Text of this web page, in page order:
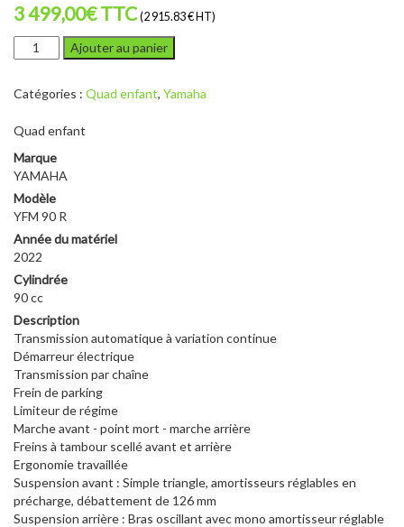
3 499,00€TTC (2 915.83 € HT)
quantité
de
YFM
R
Ajouter au panier
Catégories : Quad enfant, Yamaha
Quad enfant
Marque
YAMAHA
Modèle
YFM 90 R
Année du matériel
2022
Cylindrée
90 cc
Description
Transmission automatique à variation continue
Démarreur électrique
Transmission par chaîne
Frein de parking
Limiteur de régime
Marche avant - point mort - marche arrière
Freins à tambour scellé avant et arrière
Ergonomie travaillée
Suspension avant : Simple triangle, amortisseurs réglables en
précharge, débattement de 126 mm
Suspension arrière : Bras oscillant avec mono amortisseur réglable